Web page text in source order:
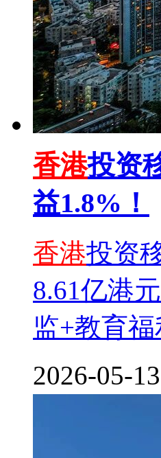
香港投资
益1.8%！
香港投资
8.61亿港
监+教育
2026-05-13